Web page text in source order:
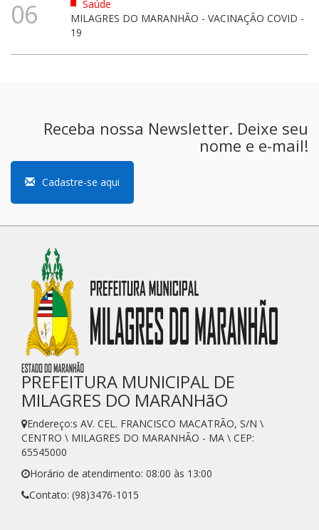
06
Saúde
MILAGRES DO MARANHÃO - VACINAÇÃO COVID -
19
Receba nossa Newsletter. Deixe seu
nome e e-mail!
Cadastre-se aqui
PREFEITURA MUNICIPAL DE
MILAGRES DO MARANHãO
Endereço:s AV. CEL. FRANCISCO MACATRÃO, S/N \
CENTRO \ MILAGRES DO MARANHÃO - MA \ CEP:
65545000
Horário de atendimento: 08:00 às 13:00
Contato: (98)3476-1015